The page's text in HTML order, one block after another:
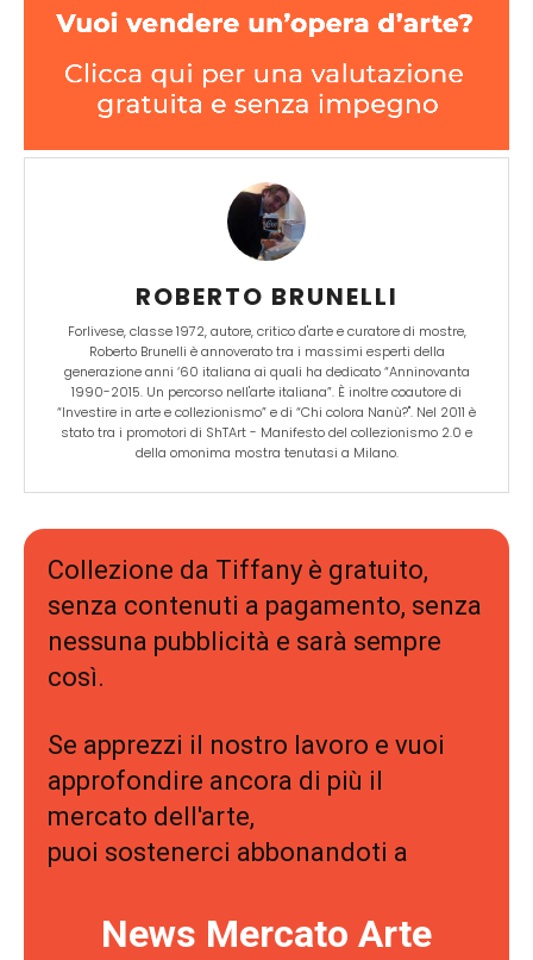
ROBERTO BRUNELLI
Forlivese, classe 1972, autore, critico d'arte e curatore di mostre,
Roberto Brunelli è annoverato tra i massimi esperti della
generazione anni ‘60 italiana ai quali ha dedicato “Anninovanta
1990-2015. Un percorso nell'arte italiana”. È inoltre coautore di
“Investire in arte e collezionismo” e di “Chi colora Nanù?". Nel 2011 è
stato tra i promotori di ShTArt - Manifesto del collezionismo 2.0 e
della omonima mostra tenutasi a Milano.
Collezione da Tiffany è gratuito,
senza contenuti a pagamento, senza
nessuna pubblicità e sarà sempre
così.
Se apprezzi il nostro lavoro e vuoi
approfondire ancora di più il
mercato dell'arte,
puoi sostenerci abbonandoti a
News Mercato Arte